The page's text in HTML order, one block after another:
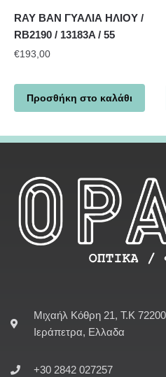
RAY BAN ΓΥΑΛΙΑ ΗΛΙΟΥ /
RB2190 / 13183A / 55
€193,00
Προσθήκη στο καλάθι
Μιχαήλ Κόθρη 21, Τ.Κ 72200
Ιεράπετρα, Ελλαδα
+30 2842 027257